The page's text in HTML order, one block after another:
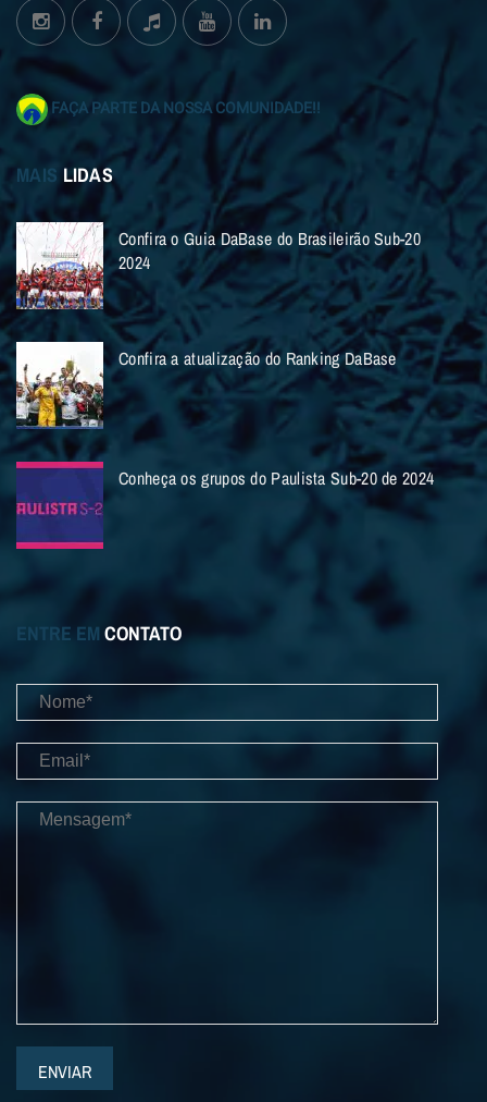
FAÇA PARTE DA NOSSA COMUNIDADE!!
MAIS LIDAS
Confira o Guia DaBase do Brasileirão Sub-20
2024
Confira a atualização do Ranking DaBase
Conheça os grupos do Paulista Sub-20 de 2024
ENTRE EM CONTATO
ENVIAR